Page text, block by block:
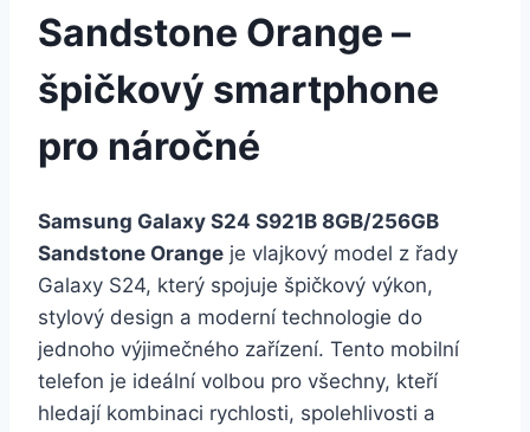
Sandstone Orange –
špičkový smartphone
pro náročné
Samsung Galaxy S24 S921B 8GB/256GB
Sandstone Orange je vlajkový model z řady
Galaxy S24, který spojuje špičkový výkon,
stylový design a moderní technologie do
jednoho výjimečného zařízení. Tento mobilní
telefon je ideální volbou pro všechny, kteří
hledají kombinaci rychlosti, spolehlivosti a